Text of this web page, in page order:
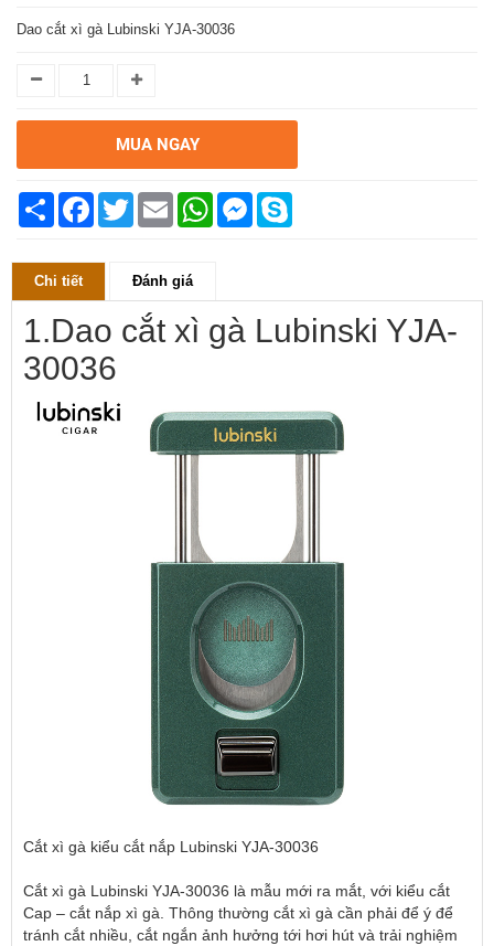
Dao cắt xì gà Lubinski YJA-30036
MUA NGAY
Chia
sẻ
FacebookTwitter Email WhatsAppMessenger
Chi tiết Đánh giá
1.Dao cắt xì gà Lubinski YJA-
30036
Cắt xì gà kiểu cắt nắp Lubinski YJA-30036
Cắt xì gà Lubinski YJA-30036 là mẫu mới ra mắt, với kiểu cắt
Cap – cắt nắp xì gà. Thông thường cắt xì gà cần phải để ý để
tránh cắt nhiều, cắt ngắn ảnh hưởng tới hơi hút và trải nghiệm